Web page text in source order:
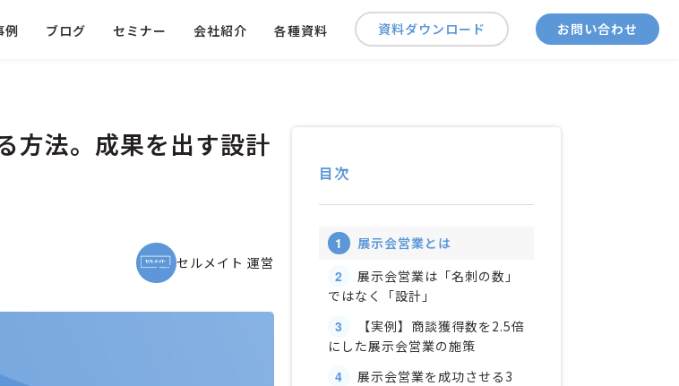
例 ブログ セミナー 会社紹介 各種資料 資料ダウンロード お問い合わせ
方法。成果を出す設計
セルメイト 運営
目次
1
展示会営業とは
2
展示会営業は「名刺の数」
ではなく「設計」
3
【実例】商談獲得数を2.5倍
にした展示会営業の施策
4
展示会営業を成功させる3